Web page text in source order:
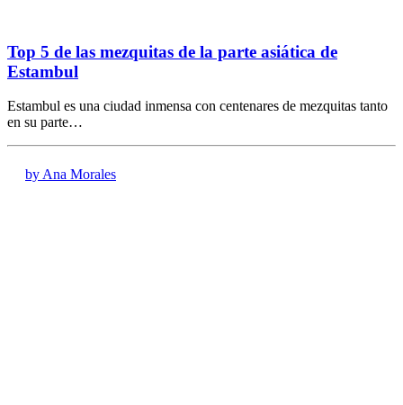
Top 5 de las mezquitas de la parte asiática de
Estambul
Estambul es una ciudad inmensa con centenares de mezquitas tanto
en su parte…
by Ana Morales